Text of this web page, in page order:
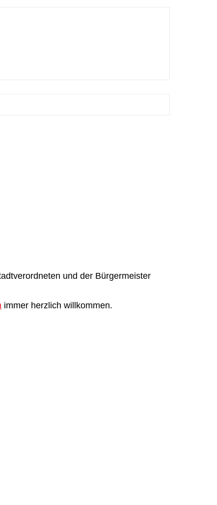
und der Bürgermeister
immer herzlich willkommen.